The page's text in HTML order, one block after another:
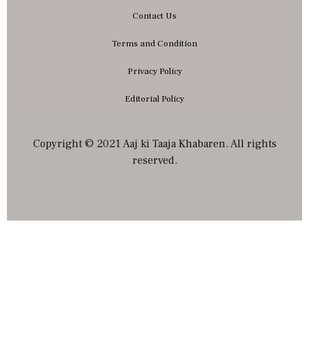
Contact Us
Terms and Condition
Privacy Policy
Editorial Policy
Copyright © 2021 Aaj ki Taaja Khabaren. All rights
reserved.